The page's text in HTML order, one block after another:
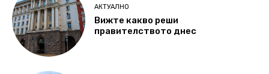
АКТУАЛНО
Вижте какво реши
правителството днес